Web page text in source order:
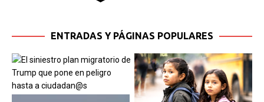
ENTRADAS Y PÁGINAS POPULARES